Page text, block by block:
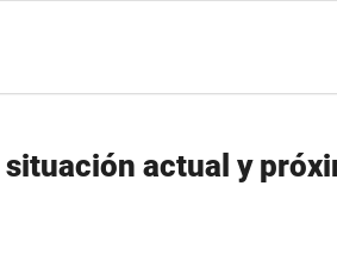
actual y